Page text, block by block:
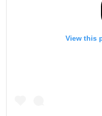
View this